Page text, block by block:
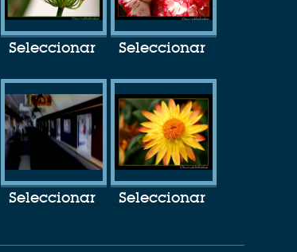
Seleccionar Seleccionar
Seleccionar Seleccionar